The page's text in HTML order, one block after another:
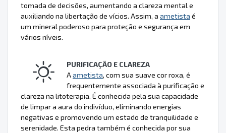
tomada de decisões, aumentando a clareza mental e
auxiliando na libertação de vícios. Assim, a ametista é
um mineral poderoso para proteção e segurança em
vários níveis.
PURIFICAÇÃO E CLAREZA
Aametista, com sua suave cor roxa, é
frequentemente associada à purificação e
clareza na litoterapia. É conhecida pela sua capacidade
de limpar a aura do indivíduo, eliminando energias
negativas e promovendo um estado de tranquilidade e
serenidade. Esta pedra também é conhecida por sua